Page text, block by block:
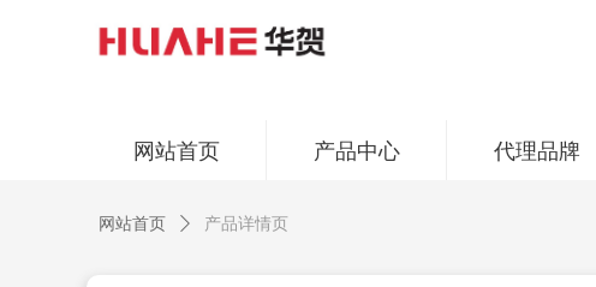
网站首页 产品中心 代理品牌
网站首页 ꄲ 产品详情页